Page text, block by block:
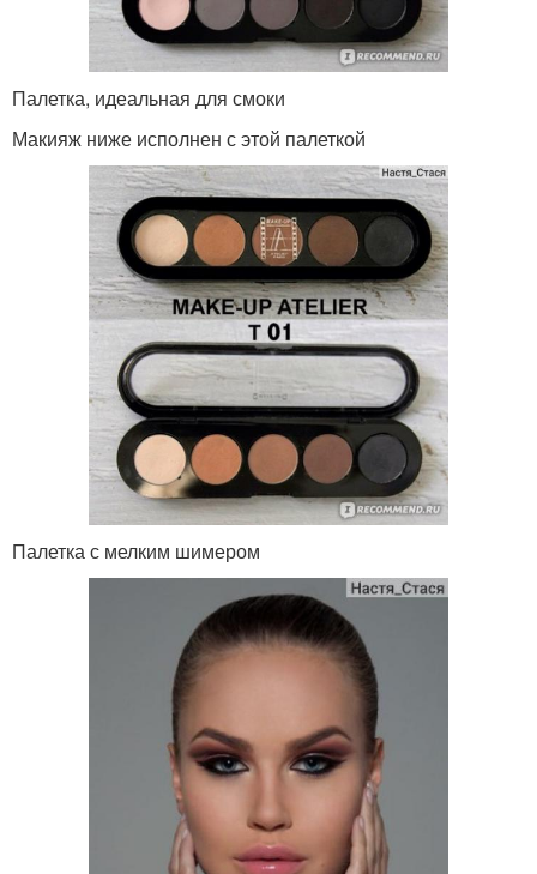
Палетка, идеальная для смоки
Макияж ниже исполнен с этой палеткой
Палетка с мелким шимером